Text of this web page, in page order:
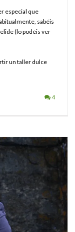
especial que
sabéis
(lo podéis ver
un taller dulce
4